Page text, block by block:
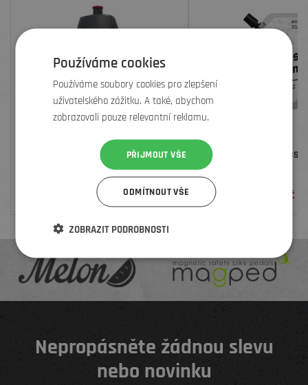
ELEMENTSTORE BIDON, ČERNÝ 500ML
250
TMEL PEATY´S TUBELESS
Kč
Nepropásněte žádnou slevu
nebo novinku
Používáme cookies
Používáme soubory cookies pro zlepšení
uživatelského zážitku. A také, abychom
zobrazovali pouze relevantní reklamu.
PŘIJMOUT VŠE
ODMÍTNOUT VŠE
ZOBRAZIT PODROBNOSTI